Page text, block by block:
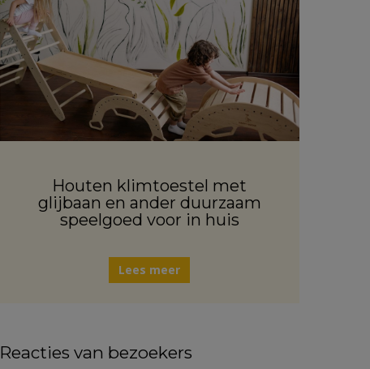
Houten klimtoestel met
glijbaan en ander duurzaam
speelgoed voor in huis
Lees meer
Reacties van bezoekers